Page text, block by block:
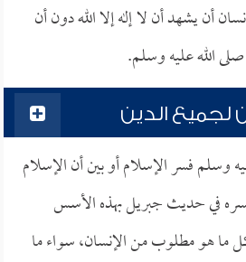
أن يشهد أن لا إله إلا الله دون أن
الله عليه وسلم.
لجميع الدين
وسلم فسر الإسلام أو بين أن الإسلام
في حديث جبريل بهذه الأسس
ما هو مطلوب من الإنسان، سواء ما